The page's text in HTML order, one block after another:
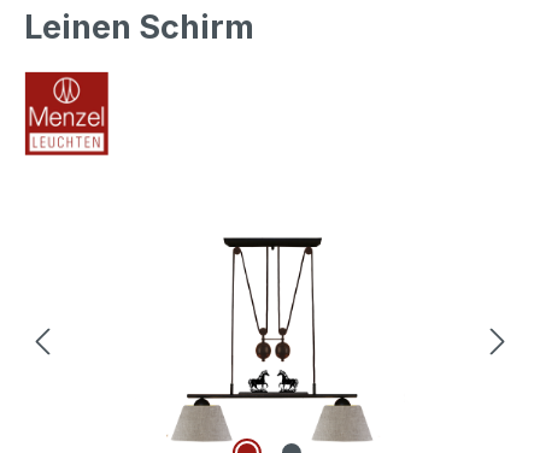
Leinen Schirm